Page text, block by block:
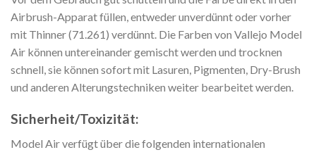
Airbrush-Apparat füllen, entweder unverdünnt oder vorher
mit Thinner (71.261) verdünnt. Die Farben von Vallejo Model
Air können untereinander gemischt werden und trocknen
schnell, sie können sofort mit Lasuren, Pigmenten, Dry-Brush
und anderen Alterungstechniken weiter bearbeitet werden.
Sicherheit/Toxizität:
Model Air verfügt über die folgenden internationalen